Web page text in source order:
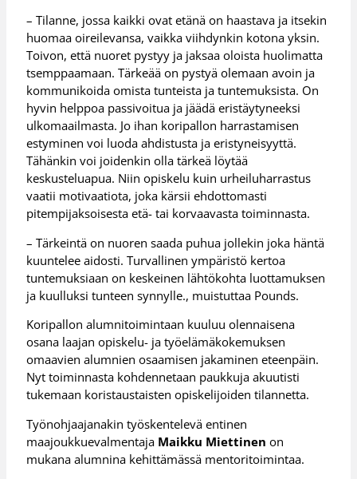
– Tilanne, jossa kaikki ovat etänä on haastava ja itsekin
huomaa oireilevansa, vaikka viihdynkin kotona yksin.
Toivon, että nuoret pystyy ja jaksaa oloista huolimatta
tsemppaamaan. Tärkeää on pystyä olemaan avoin ja
kommunikoida omista tunteista ja tuntemuksista. On
hyvin helppoa passivoitua ja jäädä eristäytyneeksi
ulkomaailmasta. Jo ihan koripallon harrastamisen
estyminen voi luoda ahdistusta ja eristyneisyyttä.
Tähänkin voi joidenkin olla tärkeä löytää
keskusteluapua. Niin opiskelu kuin urheiluharrastus
vaatii motivaatiota, joka kärsii ehdottomasti
pitempijaksoisesta etä- tai korvaavasta toiminnasta.
– Tärkeintä on nuoren saada puhua jollekin joka häntä
kuuntelee aidosti. Turvallinen ympäristö kertoa
tuntemuksiaan on keskeinen lähtökohta luottamuksen
ja kuulluksi tunteen synnylle., muistuttaa Pounds.
Koripallon alumnitoimintaan kuuluu olennaisena
osana laajan opiskelu- ja työelämäkokemuksen
omaavien alumnien osaamisen jakaminen eteenpäin.
Nyt toiminnasta kohdennetaan paukkuja akuutisti
tukemaan koristaustaisten opiskelijoiden tilannetta.
Työnohjaajanakin työskentelevä entinen
maajoukkuevalmentaja Maikku Miettinenon
mukana alumnina kehittämässä mentoritoimintaa.